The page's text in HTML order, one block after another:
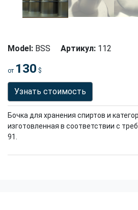
Model: BSS Артикул: 112
от 130 $
Узнать стоимость
Бочка для хранения спиртов и
изготовленная в соответствии с
91.